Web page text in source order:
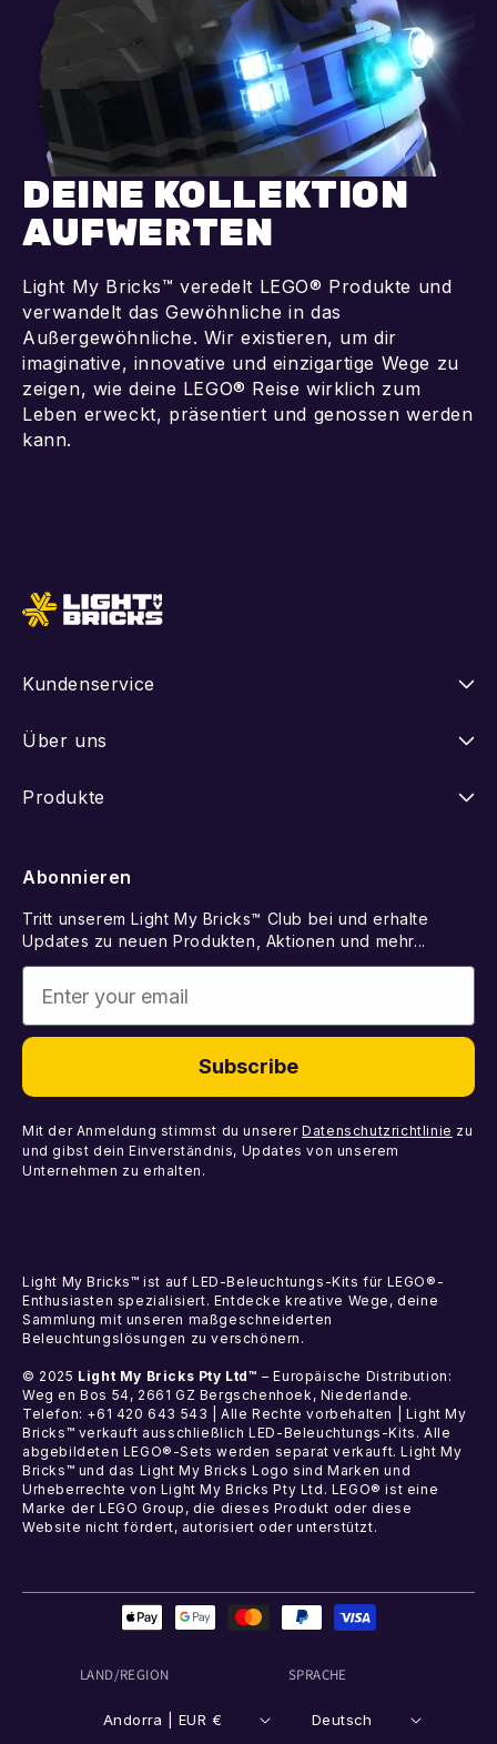
In den Warenkorb In den Warenkorb
In den Warenkorb
DEINE KOLLEKTION
AUFWERTEN
Light My Bricks™ veredelt LEGO® Produkte und
verwandelt das Gewöhnliche in das
Außergewöhnliche. Wir existieren, um dir
imaginative, innovative und einzigartige Wege zu
zeigen, wie deine LEGO® Reise wirklich zum
Leben erweckt, präsentiert und genossen werden
kann.
Kundenservice
Anleitungen
Withdraw from Contract
Kontakt
Fehlerhafte Komponenten
Über uns
Unsere Geschichte
LEGO Set vorschlagen
Geschenkkarte
Produkte
Demnächst erhältlich
Licht-Kits
DIY-Lichtpakete
Komponenten
Abonnieren
Tritt unserem Light My Bricks™ Club bei und erhalte
Updates zu neuen Produkten, Aktionen und mehr...
Enter your email
Subscribe
Mit der Anmeldung stimmst du unsererDatenschutzrichtlinie zu
und gibst dein Einverständnis, Updates von unserem
Unternehmen zu erhalten.
Light My Bricks™ ist auf LED-Beleuchtungs-Kits für LEGO®-
Enthusiasten spezialisiert. Entdecke kreative Wege, deine
Sammlung mit unseren maßgeschneiderten
Beleuchtungslösungen zu verschönern.
© 2025 Light My Bricks Pty Ltd™– Europäische Distribution:
Weg en Bos 54, 2661 GZ Bergschenhoek, Niederlande.
Telefon: +61 420 643 543 | Alle Rechte vorbehalten | Light My
Bricks™ verkauft ausschließlich LED-Beleuchtungs-Kits. Alle
abgebildeten LEGO®-Sets werden separat verkauft. Light My
Bricks™ und das Light My Bricks Logo sind Marken und
Urheberrechte von Light My Bricks Pty Ltd. LEGO® ist eine
Marke der LEGO Group, die dieses Produkt oder diese
Website nicht fördert, autorisiert oder unterstützt.
LAND/REGION
Andorra | EUR €
SPRACHE
Deutsch
Zahlungsmethoden